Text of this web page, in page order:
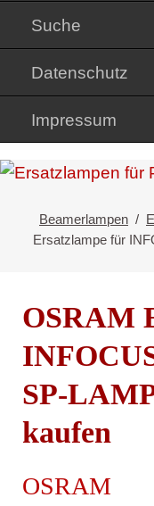
Suche
Datenschutz
Impressum
Beamerlampen
Ersatzlampe für
OSRAM
SP-
kaufen
OSRAM